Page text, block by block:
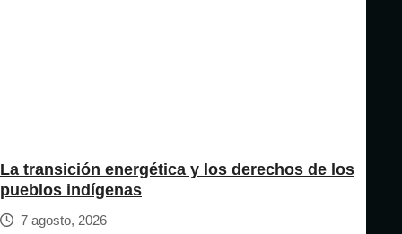
La transición energética y los derechos de los
pueblos indígenas
7 agosto, 2026